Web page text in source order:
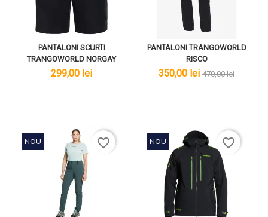
PANTALONI SCURTI
TRANGOWORLD NORGAY
lei
299,00 lei
PANTALONI TRANGOWORLD
RISCO
lei
350,00 lei lei
470,00 lei
NOU favorite_border NOU favorite_border